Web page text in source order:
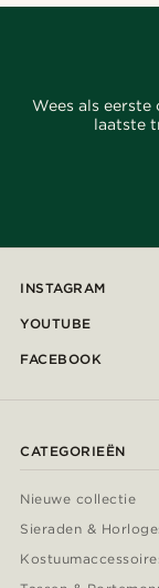
Wees als
laatste
INSTAGRAM
YOUTUBE
FACEBOOK
CATEGORIEËN
Nieuwe collectie
Sieraden &